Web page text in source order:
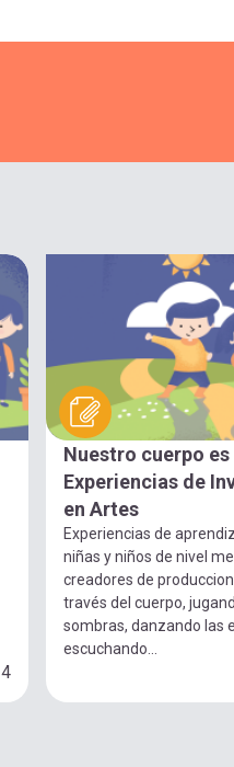
4
Nuestro cuerpo
Experiencias de
en Artes
Experiencias de
niñas y niños de nivel
creadores de
través del cuerpo,
sombras, danzando las
escuchando...